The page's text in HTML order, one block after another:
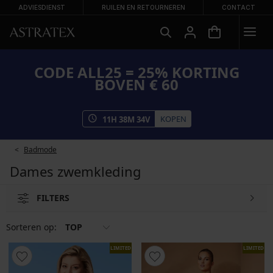
ADVIESDIENST RUILEN EN RETOURNEREN CONTACT
CODE ALL25 = 25% KORTING
BOVEN € 60
11H 38M 33V KOPEN
Badmode
Dames zwemkleding
FILTERS
Sorteren op: TOP
LIMITED LIMITED